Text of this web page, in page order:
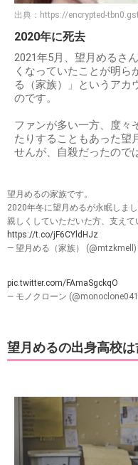
出典： https://encrypted-
2020年に死去
2021年5月、望月めるさ
くなっていたことが明ら
る（家族）」というアカ
のです。
ファンが多い一方、度々
たりすることもあった望
せんが、自殺だったので
望月めるの家族です。
2020年冬に望月めるが永眠しまし
親しくしていただいた方、支えて
https://t.co/jF6CYldHJz
— 望月める（家族） (@mtzkmell)
pic.twitter.com/FAmaSgckqO
— モノクローン
望月めるの出身高校は